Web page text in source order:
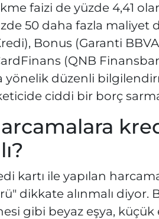
faizi de yüzde 4,41
50 daha fazla maliyet
Bonus (Garanti
(QNB
yönelik düzenli
ciddi bir borç
kartı ile yapılan
dikkate alınmalı diyor.
gibi beyaz eşya,